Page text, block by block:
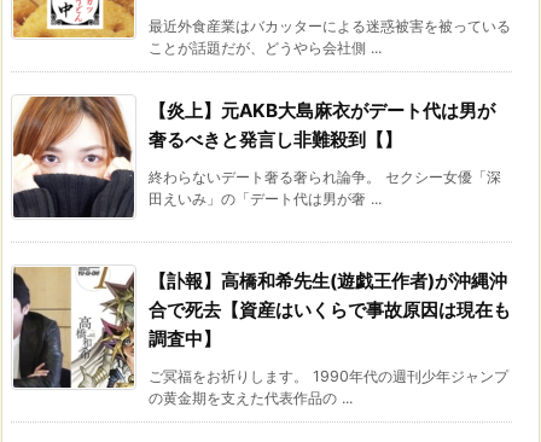
最近外食産業はバカッターによる迷惑被害を被っている
ことが話題だが、どうやら会社側 ...
【炎上】元AKB大島麻衣がデート代は男が
奢るべきと発言し非難殺到【】
終わらないデート奢る奢られ論争。 セクシー女優「深
田えいみ」の「デート代は男が奢 ...
【訃報】高橋和希先生(遊戯王作者)が沖縄沖
合で死去【資産はいくらで事故原因は現在も
調査中】
ご冥福をお祈りします。 1990年代の週刊少年ジャンプ
の黄金期を支えた代表作品の ...